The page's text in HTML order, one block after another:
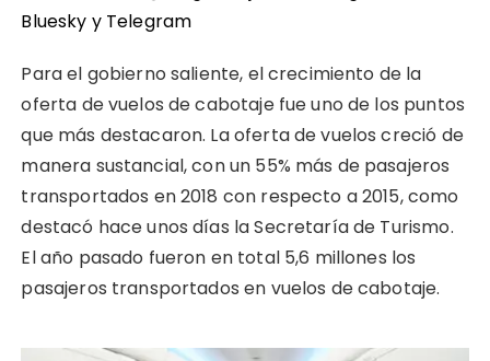
Bluesky y Telegram
Para el gobierno saliente, el crecimiento de la
oferta de vuelos de cabotaje fue uno de los puntos
que más destacaron. La oferta de vuelos creció de
manera sustancial, con un 55% más de pasajeros
transportados en 2018 con respecto a 2015, como
destacó hace unos días la Secretaría de Turismo.
El año pasado fueron en total 5,6 millones los
pasajeros transportados en vuelos de cabotaje.